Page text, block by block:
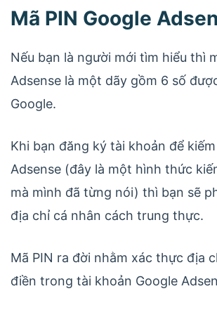
Mã PIN Google
Nếu bạn là người mới tìm hiểu thì
Adsense là một dãy gồm 6 số
Google.
Khi bạn đăng ký tài khoản để
Adsense (đây là một hình thức
mà mình đã từng nói) thì bạn sẽ
địa chỉ cá nhân cách trung thực.
Mã PIN ra đời nhằm xác thực địa
điền trong tài khoản Google